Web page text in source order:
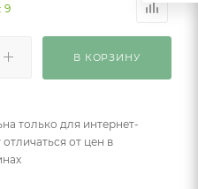
: 9
В КОРЗИНУ
только для интернет-
от цен в